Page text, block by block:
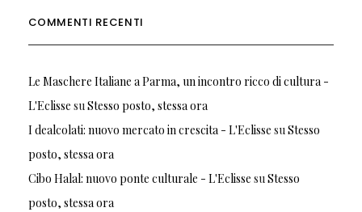
COMMENTI RECENTI
Le Maschere Italiane a Parma, un incontro ricco di cultura -
L'Eclisse suStesso posto, stessa ora
I dealcolati: nuovo mercato in crescita - L'Eclisse suStesso
posto, stessa ora
Cibo Halal: nuovo ponte culturale - L'Eclisse suStesso
posto, stessa ora